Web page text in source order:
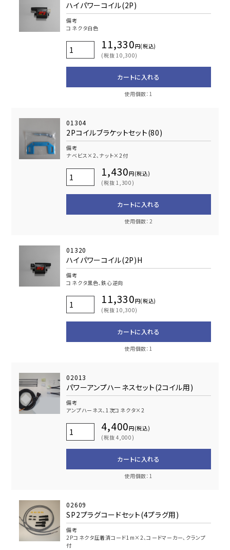
ハイパワーコイル(2P)
備考
コネクタ白色
11,330円(税込)
(税抜 10,300)
カートに入れる
使用個数：1
01304
2Pコイルブラケットセット(80)
備考
ナベビス×2､ナット×2付
1,430円(税込)
(税抜 1,300)
カートに入れる
使用個数：2
01320
ハイパワーコイル(2P)H
備考
コネクタ黒色､鉄心逆向
11,330円(税込)
(税抜 10,300)
カートに入れる
使用個数：1
02013
パワーアンプハーネスセット(2コイル用)
備考
アンプハーネス､1次コネクタ×2
4,400円(税込)
(税抜 4,000)
カートに入れる
使用個数：1
02609
SP2プラグコードセット(4プラグ用)
備考
2Pコネクタ圧着済コード1m×2､コードマーカー､クランプ
付